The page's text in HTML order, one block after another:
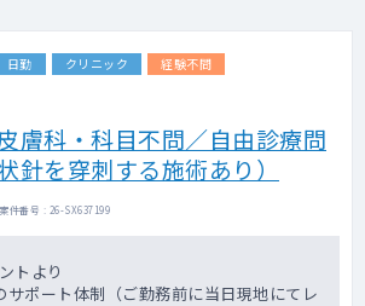
日勤 クリニック
経験不問
膚科・科目不問／自由診療問
針を穿刺する施術あり）
件番号 : 26-SX637199
トより
サポート体制（ご勤務前に当日現地にてレ